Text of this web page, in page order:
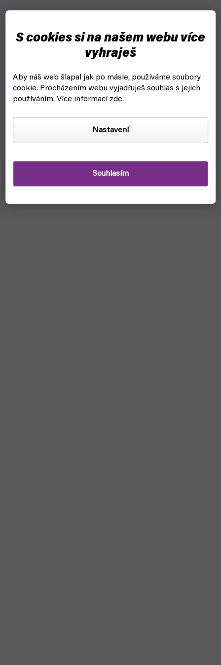
S cookies si na našem webu více
vyhraješ
Aby náš web šlapal jak po másle, používáme soubory
cookie. Procházením webu vyjadřuješ souhlas s jejich
používáním. Více informací zde.
Nastavení
Souhlasím